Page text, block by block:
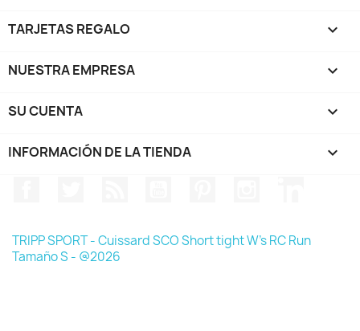
TARJETAS REGALO 
NUESTRA EMPRESA 
SU CUENTA 
INFORMACIÓN DE LA TIENDA keyboard_arrow_down
TRIPP SPORT - Cuissard SCO Short tight W's RC Run
Tamaño S - @2026